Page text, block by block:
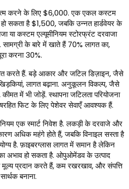
करने के लिए $6,000. एक एकल कस्टम
सकता है $1,500, जबकि उन्नत हार्डवेयर के
या कस्टम एल्यूमीनियम स्टोरफ्रंट दरवाजा
के बारे में खाते हैं 70% लागत का,
करना 30%.
करते हैं. बड़े आकार और जटिल डिज़ाइन, जैसे
लागत बढ़ाना. अनुकूलन विकल्प, जैसे
में भी जोड़ें. स्थापना जटिलता परियोजना
फिट के लिए पेशेवर सेवाएँ आवश्यक हैं.
एक स्मार्ट निवेश है. लकड़ी के दरवाजे और
अधिक महंगे होते हैं, जबकि विनाइल सस्ता है
है. फ़ाइबरग्लास लागत में समान है लेकिन
अभाव हो सकता है. ओपुओमेंडव के उत्पाद
मूल्य प्रदान करते हैं, कम रखरखाव, और संपत्ति
बनाना.